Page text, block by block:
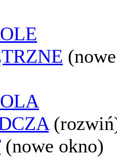
(nowe
(nowe okno)